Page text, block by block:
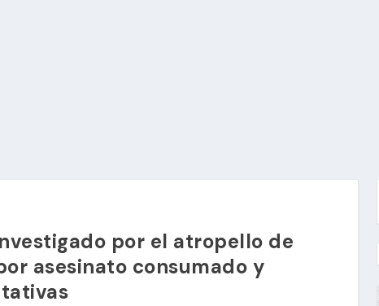
por el atropello de
asesinato consumado y